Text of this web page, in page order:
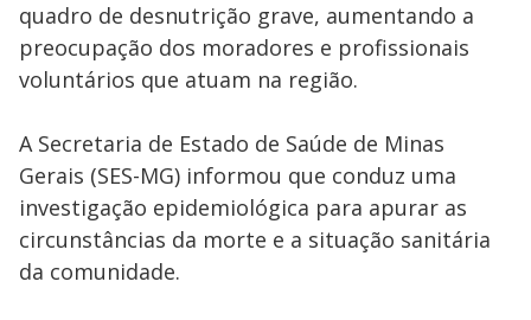
quadro de desnutrição grave, aumentando a
preocupação dos moradores e profissionais
voluntários que atuam na região.
A Secretaria de Estado de Saúde de Minas
Gerais (SES-MG) informou que conduz uma
investigação epidemiológica para apurar as
circunstâncias da morte e a situação sanitária
da comunidade.